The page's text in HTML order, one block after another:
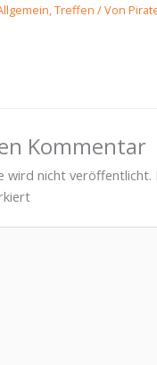
,Treffen / Von
Kommentar
wird nicht veröffentlicht.